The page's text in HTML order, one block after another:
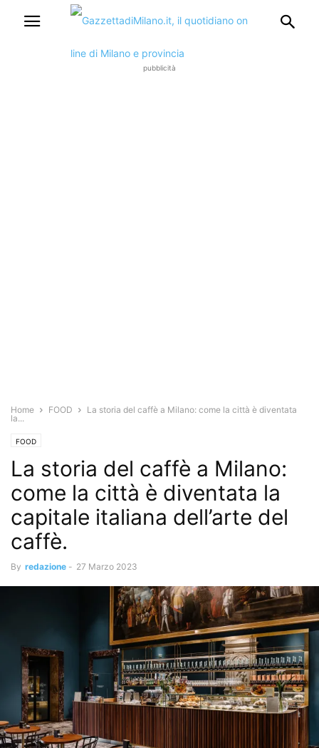
pubblicità
Home FOOD
La storia del caffè a Milano: come la città è diventata
la...
FOOD
La storia del caffè a Milano:
come la città è diventata la
capitale italiana dell’arte del
caffè.
By redazione - 27 Marzo 2023